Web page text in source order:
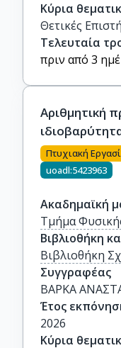
Κύρια
Θετικές
Τελευταία
πριν από 3
Αριθμητική
Πτυχιακή
uoadl:5423963
Ακαδημαϊκή
Τμήμα
Βιβλιοθήκη
Βιβλιοθήκη
Συγγραφέας
ΒΑΡΚΑ
Έτος
2026
Κύρια